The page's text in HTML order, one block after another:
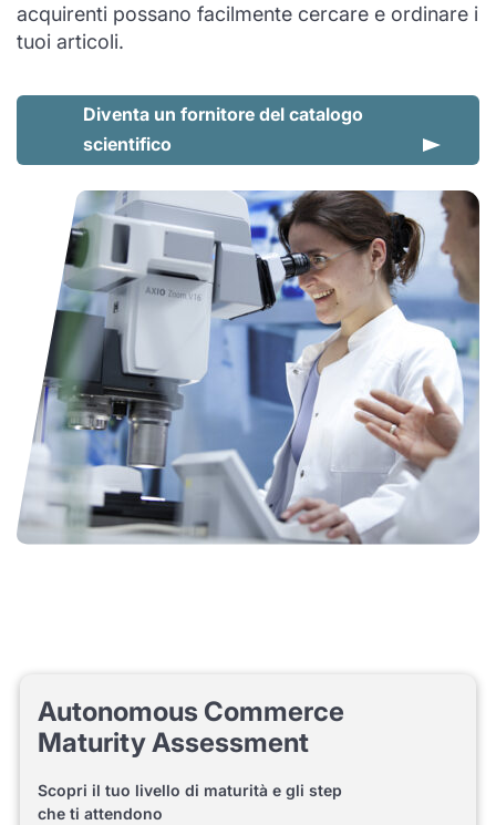
acquirenti possano facilmente cercare e ordinare i
tuoi articoli.
Diventa un fornitore del catalogo
scientifico
Autonomous Commerce
Maturity Assessment
Scopri il tuo livello di maturità e gli step
che ti attendono